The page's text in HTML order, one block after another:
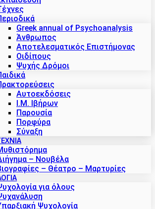
Greek annual of Psychoanalysis
Άνθρωπος
Αποτελεσματικός Επιστήμονας
Οιδίπους
Ψυχής Δρόμοι
Αυτοεκδόσεις
Ι.Μ. Ιβήρων
Παρουσία
Πορφύρα
Σύναξη
– Νουβέλα
– Θέατρο – Μαρτυρίες
για όλους
Ψυχολογία